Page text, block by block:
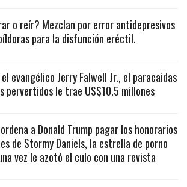
o reír? Mezclan por error antidepresivos
para la disfunción eréctil.
evangélico Jerry Falwell Jr., el paracaidas
pervertidos le trae US$10.5 millones
a Donald Trump pagar los honorarios
de Stormy Daniels, la estrella de porno
vez le azotó el culo con una revista